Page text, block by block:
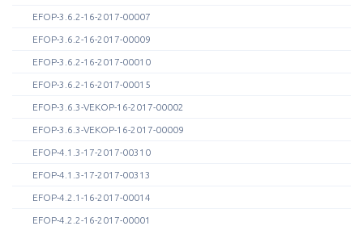
EFOP-3.6.2-16-2017-00007
EFOP-3.6.2-16-2017-00009
EFOP-3.6.2-16-2017-00010
EFOP-3.6.2-16-2017-00015
EFOP-3.6.3-VEKOP-16-2017-00002
EFOP-3.6.3-VEKOP-16-2017-00009
EFOP-4.1.3-17-2017-00310
EFOP-4.1.3-17-2017-00313
EFOP-4.2.1-16-2017-00014
EFOP-4.2.2-16-2017-00001